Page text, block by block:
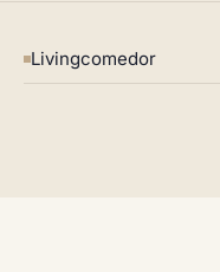
Livingcomedor